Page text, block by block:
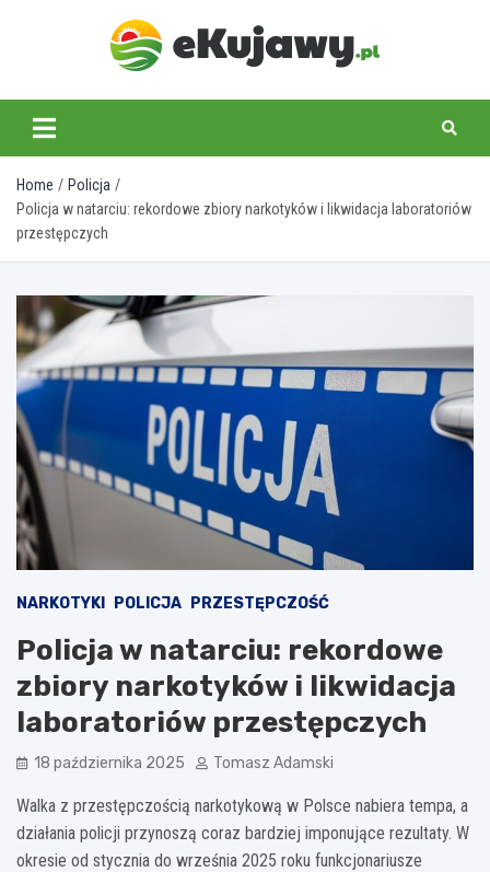
ekujawy.pl
Home
Policja
Policja w natarciu: rekordowe zbiory narkotyków i likwidacja laboratoriów
przestępczych
NARKOTYKI POLICJA PRZESTĘPCZOŚĆ
Policja w natarciu: rekordowe
zbiory narkotyków i likwidacja
laboratoriów przestępczych
18 października 2025 Tomasz Adamski
Walka z przestępczością narkotykową w Polsce nabiera tempa, a
działania policji przynoszą coraz bardziej imponujące rezultaty. W
okresie od stycznia do września 2025 roku funkcjonariusze